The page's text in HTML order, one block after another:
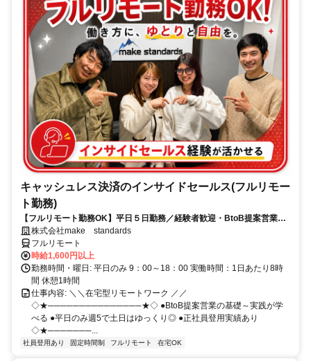
キャッシュレス決済のインサイドセールス(フルリモー
ト勤務)
【フルリモート勤務OK】平日５日勤務／経験者歓迎・BtoB提案営業で
スキルアップ
株式会社make standards
フルリモート
時給1,600円以上
勤務時間・曜日: 平日のみ 9：00～18：00 実働時間：1日あたり8時
間 休憩1時間
仕事内容: ＼＼在宅型リモートワーク ／／
◇★───────────────★◇ ●BtoB提案営業の基礎～実践が学
べる ●平日のみ週5で土日はゆっくり◎ ●正社員登用実績あり
◇★───────...
社員登用あり 固定時間制 フルリモート 在宅OK